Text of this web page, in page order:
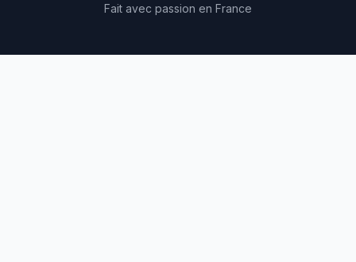
Fait avec passion en France